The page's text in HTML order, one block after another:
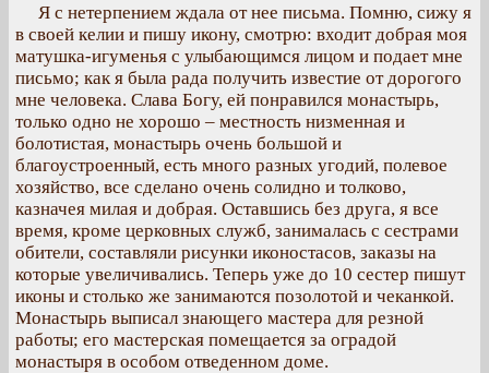
Я с нетерпением ждала от нее письма. Помню, сижу я
в своей келии и пишу икону, смотрю: входит добрая моя
матушка-игуменья с улыбающимся лицом и подает мне
письмо; как я была рада получить известие от дорогого
мне человека. Слава Богу, ей понравился монастырь,
только одно не хорошо – местность низменная и
болотистая, монастырь очень большой и
благоустроенный, есть много разных угодий, полевое
хозяйство, все сделано очень солидно и толково,
казначея милая и добрая. Оставшись без друга, я все
время, кроме церковных служб, занималась с сестрами
обители, составляли рисунки иконостасов, заказы на
которые увеличивались. Теперь уже до 10 сестер пишут
иконы и столько же занимаются позолотой и чеканкой.
Монастырь выписал знающего мастера для резной
работы; его мастерская помещается за оградой
монастыря в особом отведенном доме.